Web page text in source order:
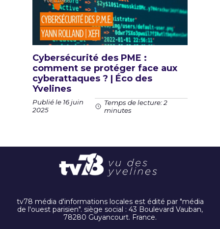
Cybersécurité des PME :
comment se protéger face aux
cyberattaques ? | Éco des
Yvelines
Publié le 16 juin
2025
Temps de lecture: 2
minutes
tv78 média d'informations locales est édité par "média
de l'ouest parisien". siège social : 43 Boulevard Vauban,
78280 Guyancourt. France.